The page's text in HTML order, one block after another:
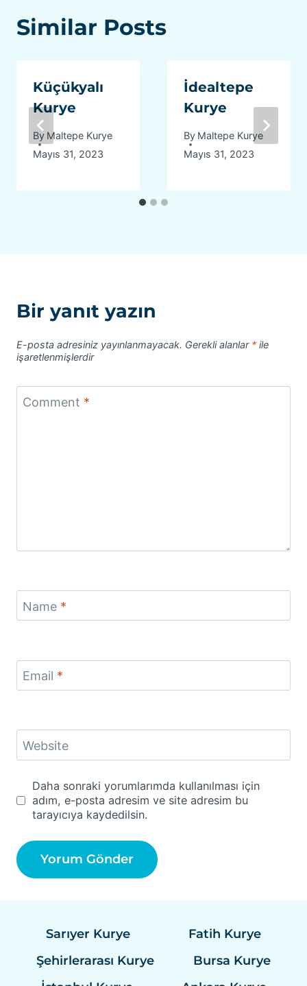
Similar Posts
Küçükyalı
Kurye
By Maltepe Kurye
Mayıs 31, 2023
İdealtepe
Kurye
By Maltepe Kurye
Mayıs 31, 2023
Bir yanıt yazın
E-posta adresiniz yayınlanmayacak. Gerekli alanlar * ile
işaretlenmişlerdir
Comment *
Name *
Email *
Website
Daha sonraki yorumlarımda kullanılması için
adım, e-posta adresim ve site adresim bu
tarayıcıya kaydedilsin.
Sarıyer Kurye
Fatih Kurye
Şehirlerarası Kurye
Bursa Kurye